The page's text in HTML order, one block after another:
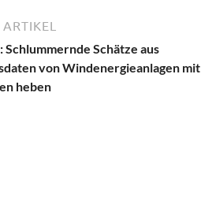
Schlummernde Schätze aus
von Windenergieanlagen mit
heben